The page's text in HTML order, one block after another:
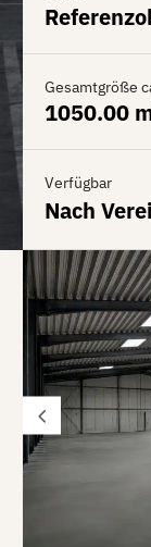
Gesamtgröße
1050.00
Verfügbar
Nach